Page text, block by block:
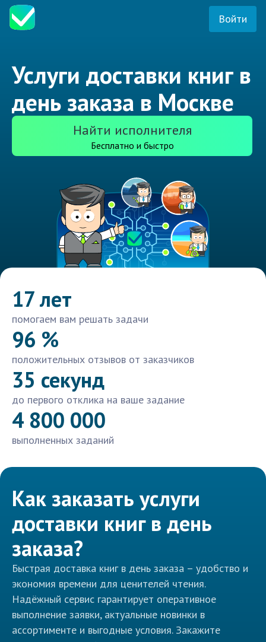
Войти
Услуги доставки книг в
день заказа в Москве
Найти исполнителя
Бесплатно и быстро
17 лет
помогаем вам решать задачи
96 %
положительных отзывов от заказчиков
35 секунд
до первого отклика на ваше задание
4 800 000
выполненных заданий
Как заказать услуги
доставки книг в день
заказа?
Быстрая доставка книг в день заказа – удобство и
экономия времени для ценителей чтения.
Надёжный сервис гарантирует оперативное
выполнение заявки, актуальные новинки в
ассортименте и выгодные условия. Закажите